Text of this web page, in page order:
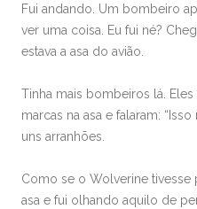
Fui andando. Um bombeiro
ver uma coisa. Eu fui né?
estava a asa do avião.
Tinha mais bombeiros lá.
marcas na asa e falaram:
uns arranhões.
Como se o Wolverine tivesse
asa e fui olhando aquilo de